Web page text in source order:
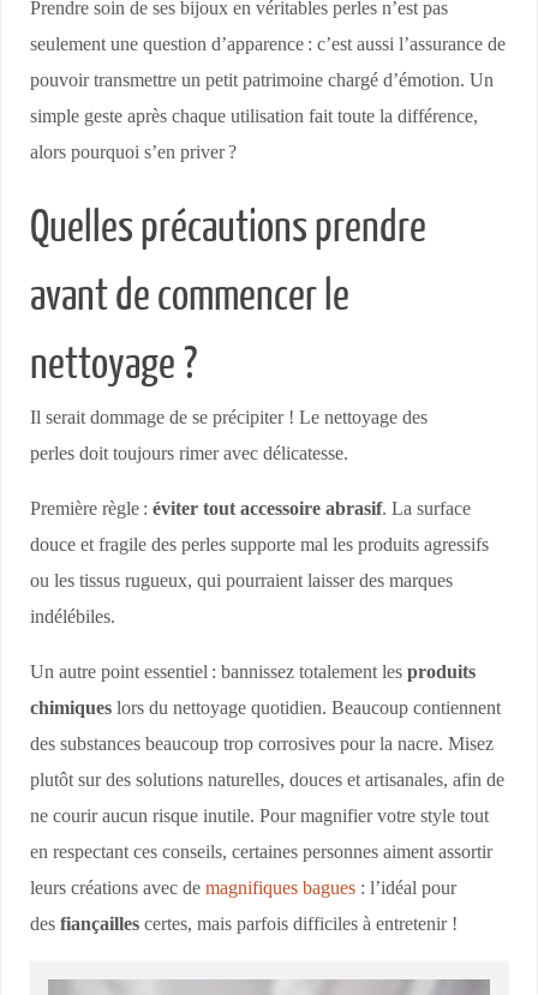
Prendre soin de ses bijoux en véritables perles n’est pas
seulement une question d’apparence : c’est aussi l’assurance de
pouvoir transmettre un petit patrimoine chargé d’émotion. Un
simple geste après chaque utilisation fait toute la différence,
alors pourquoi s’en priver ?
Quelles précautions prendre
avant de commencer le
nettoyage ?
Il serait dommage de se précipiter ! Le nettoyage des
perles doit toujours rimer avec délicatesse.
Première règle :éviter tout accessoire abrasif. La surface
douce et fragile des perles supporte mal les produits agressifs
ou les tissus rugueux, qui pourraient laisser des marques
indélébiles.
Un autre point essentiel : bannissez totalement lesproduits
chimiques lors du nettoyage quotidien. Beaucoup contiennent
des substances beaucoup trop corrosives pour la nacre. Misez
plutôt sur des solutions naturelles, douces et artisanales, afin de
ne courir aucun risque inutile. Pour magnifier votre style tout
en respectant ces conseils, certaines personnes aiment assortir
leurs créations avec demagnifiques bagues : l’idéal pour
desfiançailles certes, mais parfois difficiles à entretenir !